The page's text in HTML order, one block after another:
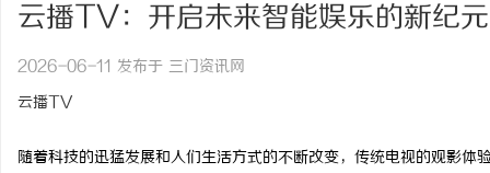
云播TV：开启未来智能娱乐的新纪
2026-06-11 发布于 三门资讯网
云播TV
随着科技的迅猛发展和人们生活方式的不断改变，传统电视的观影